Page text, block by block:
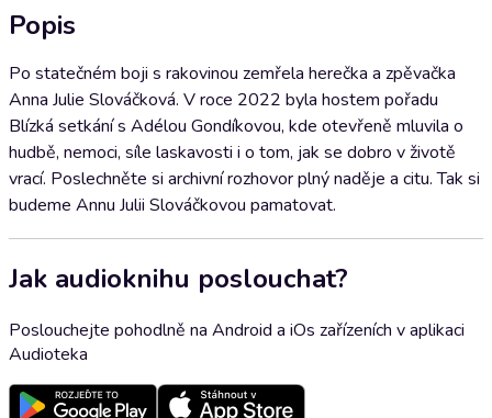
Popis
Po statečném boji s rakovinou zemřela herečka a zpěvačka
Anna Julie Slováčková. V roce 2022 byla hostem pořadu
Blízká setkání s Adélou Gondíkovou, kde otevřeně mluvila o
hudbě, nemoci, síle laskavosti i o tom, jak se dobro v životě
vrací. Poslechněte si archivní rozhovor plný naděje a citu. Tak si
budeme Annu Julii Slováčkovou pamatovat.
Jak audioknihu poslouchat?
Poslouchejte pohodlně na Android a iOs zařízeních v aplikaci
Audioteka